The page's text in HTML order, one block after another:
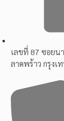
เลขที่ 87 ซอยน
ลาดพร้าว กรุง